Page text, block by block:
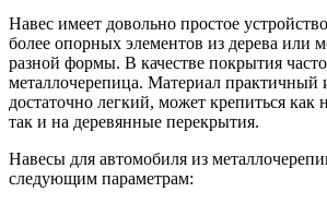
Навес имеет довольно простое
более опорных элементов из дерева или
разной формы. В качестве покрытия часто
металлочерепица. Материал практичный
достаточно легкий, может крепиться как
так и на деревянные перекрытия.
Навесы для автомобиля из
следующим параметрам: